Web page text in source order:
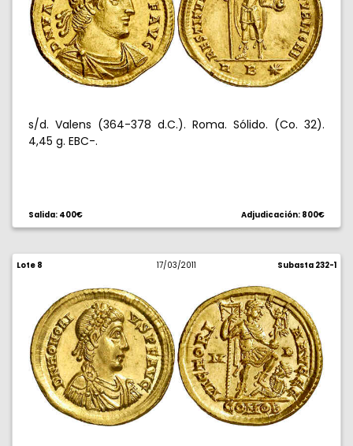
s/d. Valens (364-378 d.C.). Roma. Sólido. (Co. 32).
4,45 g. EBC-.
Salida: 400€ Adjudicación: 800€
Lote 8 17/03/2011 Subasta 232-1